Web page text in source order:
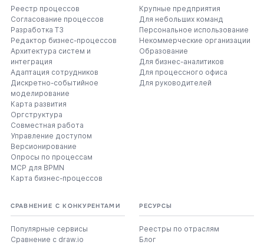
Реестр процессов
Согласование процессов
Разработка ТЗ
Редактор бизнес-процессов
Архитектура систем и
интеграция
Адаптация сотрудников
Дискретно-событийное
моделирование
Карта развития
Оргструктура
Совместная работа
Управление доступом
Версионирование
Опросы по процессам
MCP для BPMN
Карта бизнес-процессов
Крупные предприятия
Для небольших команд
Персональное использование
Некоммерческие организации
Образование
Для бизнес-аналитиков
Для процессного офиса
Для руководителей
СРАВНЕНИЕ С КОНКУРЕНТАМИ
Популярные сервисы
Сравнение с draw.io
РЕСУРСЫ
Реестры по отраслям
Блог